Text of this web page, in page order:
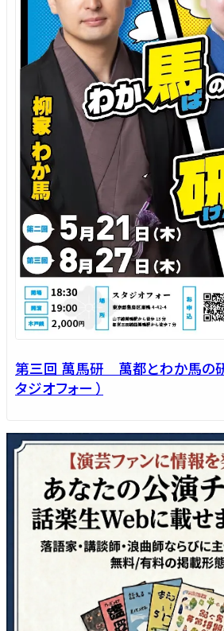
第三回 萬馬研 萬都とわか馬の
タジオフォー ）